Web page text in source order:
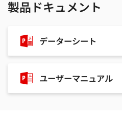
製品ドキュメント
データーシート
ユーザーマニュアル